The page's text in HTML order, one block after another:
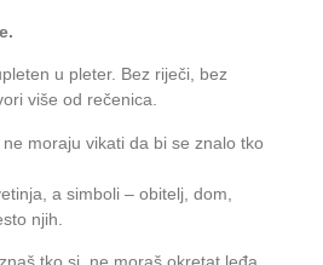
u pleter. Bez riječi, bez
više od rečenica.
moraju vikati da bi se znalo tko
a simboli – obitelj, dom,
njih.